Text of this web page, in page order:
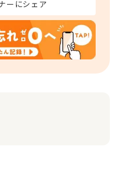
ーにシェア